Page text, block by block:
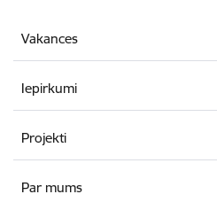
Vakances
Iepirkumi
Projekti
Par mums